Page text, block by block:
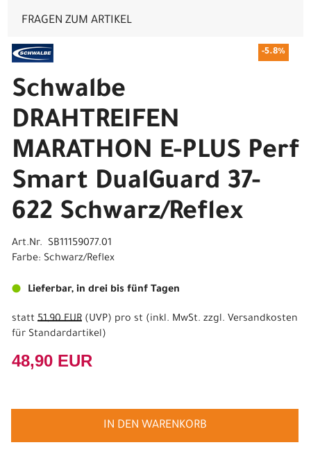
FRAGEN ZUM ARTIKEL
-5.8%
Schwalbe
DRAHTREIFEN
MARATHON E-PLUS Perf
Smart DualGuard 37-
622 Schwarz/Reflex
Art.Nr. SB11159077.01
Farbe: Schwarz/Reflex
Lieferbar, in drei bis fünf Tagen
statt 51,90 EUR (UVP) pro st (inkl. MwSt. zzgl. Versandkosten
für Standardartikel)
48,90 EUR
IN DEN WARENKORB